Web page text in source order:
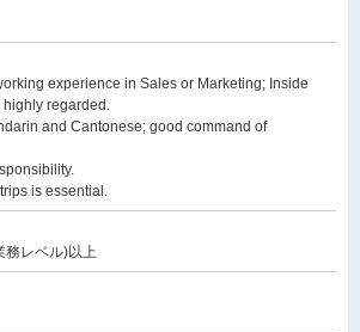
experience in Sales or Marketing; Inside
regarded.
and Cantonese; good command of
is essential.
務レベル)以上